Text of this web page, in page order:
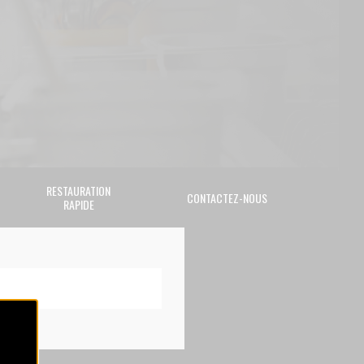
RESTAURATION
RAPIDE
CONTACTEZ-NOUS